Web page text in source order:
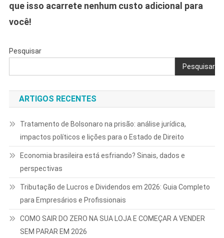
que isso acarrete nenhum custo adicional para
você!
Pesquisar
Pesquisar
ARTIGOS RECENTES
Tratamento de Bolsonaro na prisão: análise jurídica,
impactos políticos e lições para o Estado de Direito
Economia brasileira está esfriando? Sinais, dados e
perspectivas
Tributação de Lucros e Dividendos em 2026: Guia Completo
para Empresários e Profissionais
COMO SAIR DO ZERO NA SUA LOJA E COMEÇAR A VENDER
SEM PARAR EM 2026